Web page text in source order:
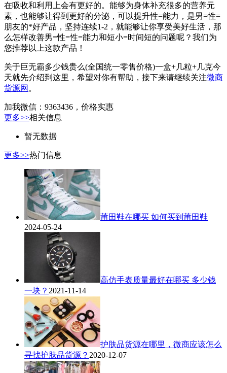
在吸收和利用上会有更好的。能够为身体补充很多的营养元
素，也能够让得到更好的分泌，可以提升性=能力，是男=性=
朋友的*好产品，坚持连续1-2，就能够让你享受美好生活，那
么怎样改善男=性=性=能力和短小=时间短的问题呢？我们为
您推荐以上这款产品！
关于巨无霸多少钱贵么(全国统一零售价格)一盒+几粒+几克今
天就先介绍到这里，希望对你有帮助，接下来请继续关注微商
货源网 。
加我微信：9363436，价格实惠
更多>>相关信息
暂无数据
更多>>热门信息
莆田鞋在哪买 如何买到莆田鞋
2024-05-24
高仿手表质量最好在哪买 多少钱
一块？ 2021-11-14
护肤品货源在哪里，微商应该怎么
寻找护肤品货源？ 2020-12-07